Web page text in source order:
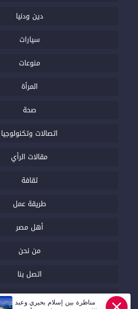
دين ودنيا
سيارات
منوعات
المرأة
صحة
اتصالات وتكنولوجيا
مقالات الرأي
ثقافة
طريقة عمل
أهل مصر
من نحن
اتصل بنا
السياسة التحريرية
مناظرة بين إسلام بحيري وعبد